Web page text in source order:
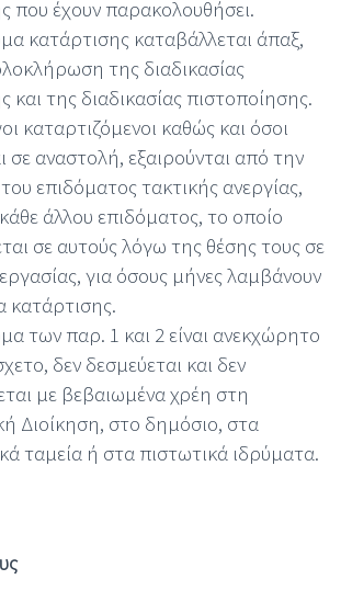
που έχουν παρακολουθήσει.
κατάρτισης καταβάλλεται άπαξ,
της διαδικασίας
και της διαδικασίας πιστοποίησης.
καταρτιζόμενοι καθώς και όσοι
σε αναστολή, εξαιρούνται από την
επιδόματος τακτικής ανεργίας,
άλλου επιδόματος, το οποίο
σε αυτούς λόγω της θέσης τους σε
για όσους μήνες λαμβάνουν
κατάρτισης.
των παρ. 1 και 2 είναι ανεκχώρητο
δεν δεσμεύεται και δεν
με βεβαιωμένα χρέη στη
Διοίκηση, στο δημόσιο, στα
ταμεία ή στα πιστωτικά ιδρύματα.